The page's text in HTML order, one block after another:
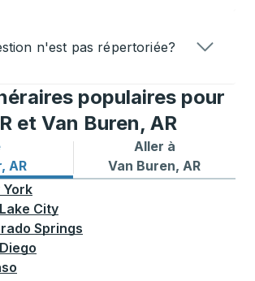
n'est pas répertoriée?
populaires pour
et Van Buren, AR
ARdepuis Jasper, AR
Aller à
Van Buren, AR
Itinéraires de bus vers Van
York
City
Springs